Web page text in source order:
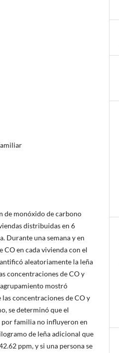
de monóxido de carbono
distribuidas en 6
Durante una semana y en
en cada vivienda con el
aleatoriamente la leña
concentraciones de CO y
mostró
concentraciones de CO y
se determinó que el
por familia no influyeron en
de leña adicional que
ppm, y si una persona se